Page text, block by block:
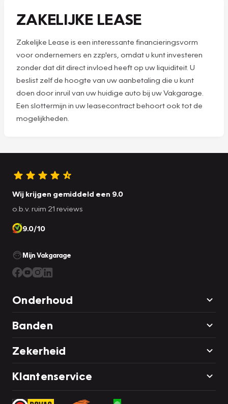
ZAKELIJKE LEASE
Zakelijke Lease is een interessante financieringsvorm
voor ondernemers en zzp'ers, omdat u kunt investeren
zonder dat dit direct invloed heeft op uw liquiditeit. U
beslist zelf de hoogte van uw aanbetaling die u kunt
doen door inruil van uw huidige auto bij uw Vakgarage.
Een slottermijn in uw leasecontract behoort ook tot de
mogelijkheden.
Wij krijgen gemiddeld een 9.0
o.b.v. ruim 21 reviews
9.0/10
Mijn Vakgarage
Onderhoud
Banden
Zekerheid
Klantenservice